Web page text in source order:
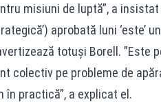
misiuni de luptă”, a insistat
aprobată luni ‘este’
totuşi Borell. ”Este
colectiv pe probleme de
în practică”, a explicat el.